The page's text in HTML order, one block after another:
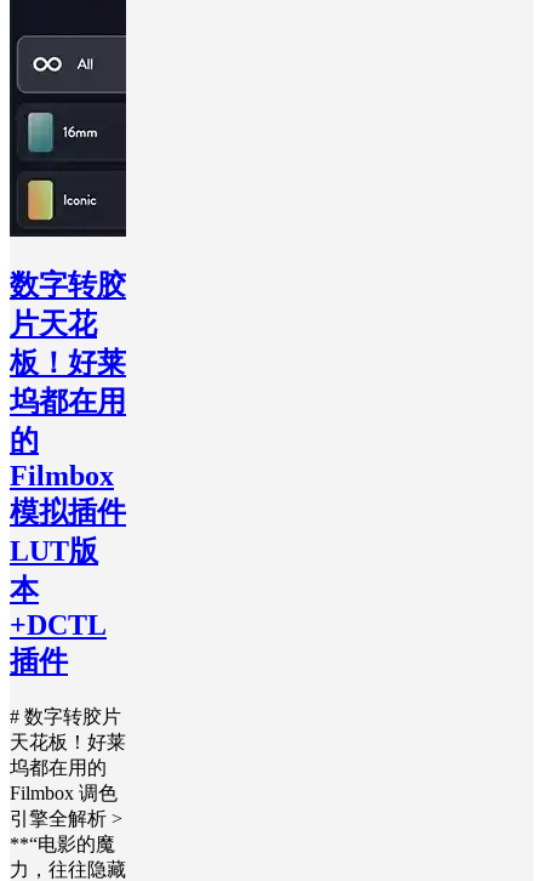
数字转胶
片天花
板！好莱
坞都在用
的
Filmbox
模拟插件
LUT版
本
+DCTL
插件
# 数字转胶片
天花板！好莱
坞都在用的
Filmbox 调色
引擎全解析 >
**“电影的魔
力，往往隐藏